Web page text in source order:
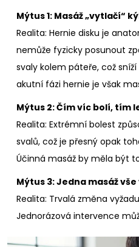
Mýtus 1: Masáž „vytlačí“
Realita: Hernie disku je
nemůže fyzicky posunout
svaly kolem páteře, což
akutní fázi hernie je však
Mýtus 2: Čím víc bolí, tím
Realita: Extrémní bolest
svalů, což je přesný opak
Účinná masáž by měla být
Mýtus 3: Jedna masáž
Realita: Trvalá změna
Jednorázová intervence